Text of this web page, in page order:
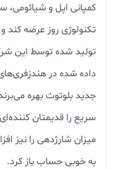
کمپانی اپل و شیائومی،
تکنولوژی روز عرضه کند
تولید شده توسط این
داده شده در
جدید بلوتوث بهره
سریع را قدیمتان
میزان شارژدهی را نیز
به خوبی حساب باز کرد.